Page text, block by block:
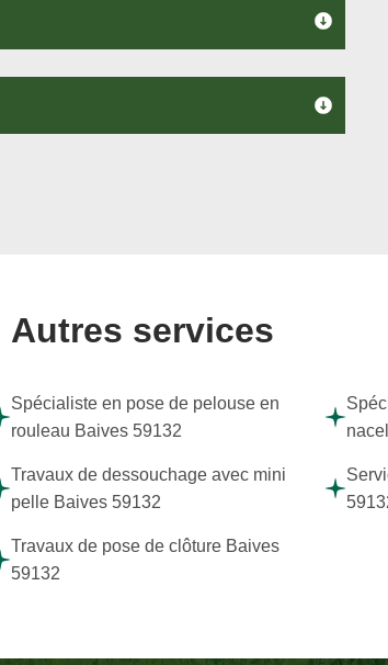
Autres services
Spécialiste en pose de pelouse en
rouleau Baives 59132
Travaux de dessouchage avec mini
pelle Baives 59132
Travaux de pose de clôture Baives
59132